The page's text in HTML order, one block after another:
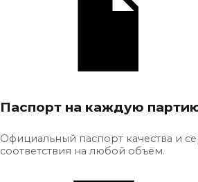
Паспорт на каждую
Официальный паспорт качества и
соответствия на любой объём.